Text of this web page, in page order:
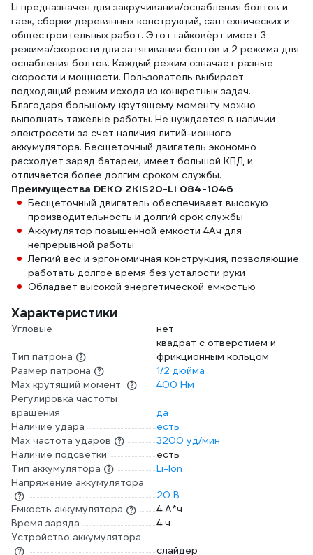
Li предназначен для закручивания/ослабления болтов и
гаек, сборки деревянных конструкций, сантехнических и
общестроительных работ. Этот гайковёрт имеет 3
режима/скорости для затягивания болтов и 2 режима для
ослабления болтов. Каждый режим означает разные
скорости и мощности. Пользователь выбирает
подходящий режим исходя из конкретных задач.
Благодаря большому крутящему моменту можно
выполнять тяжелые работы. Не нуждается в наличии
электросети за счет наличия литий-ионного
аккумулятора. Бесщеточный двигатель экономно
расходует заряд батареи, имеет большой КПД и
отличается более долгим сроком службы.
Преимущества DEKO ZKIS20-Li 084-1046
Бесщеточный двигатель обеспечивает высокую
производительность и долгий срок службы
Аккумулятор повышенной емкости 4Ач для
непрерывной работы
Легкий вес и эргономичная конструкция, позволяющие
работать долгое время без усталости руки
Обладает высокой энергетической емкостью
Характеристики
Угловые нет
Тип патрона
квадрат с отверстием и
фрикционным кольцом
Размер патрона
1/2 дюйма
Max крутящий момент
400 Нм
Регулировка частоты
вращения
да
Наличие удара
есть
Мах частота ударов
3200 уд/мин
Наличие подсветки
есть
Тип аккумулятора
Li-Ion
Напряжение аккумулятора
20 В
Емкость аккумулятора
4 А*ч
Время заряда
4 ч
Устройство аккумулятора
слайдер